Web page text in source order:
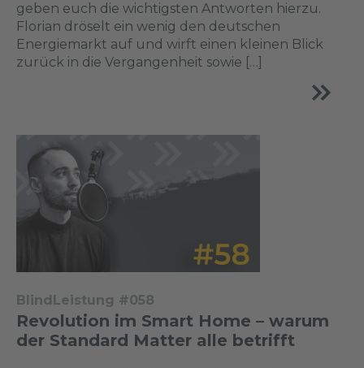
geben euch die wichtigsten Antworten hierzu.
Florian dröselt ein wenig den deutschen
Energiemarkt auf und wirft einen kleinen Blick
zurück in die Vergangenheit sowie […]
BlindLeistung #058
Revolution im Smart Home – warum
der Standard Matter alle betrifft